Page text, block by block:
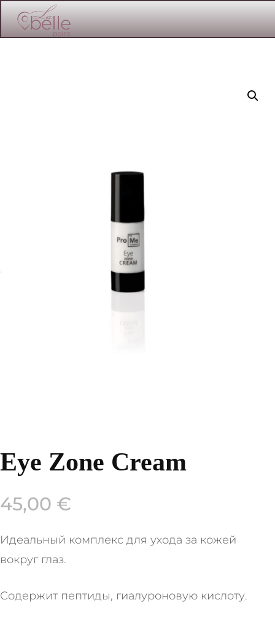
Eye Zone Cream
45,00 €
Идеальный комплекс для ухода за кожей
вокруг глаз.
Содержит пептиды, гиалуроновую кислоту.